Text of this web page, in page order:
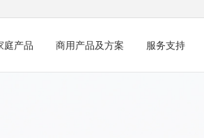
庭产品 商用产品及方案 服务支持